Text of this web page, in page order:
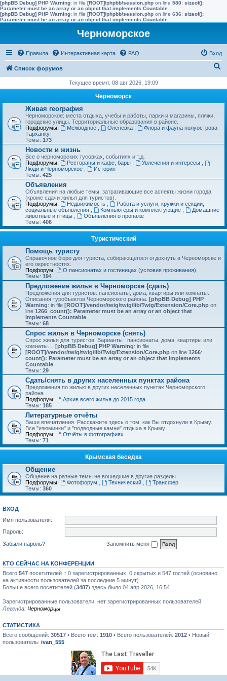
[phpBB Debug] PHP Warning: in file [ROOT]/phpbb/session.php on line 580: sizeof():
Parameter must be an array or an object that implements Countable
[phpBB Debug] PHP Warning: in file [ROOT]/phpbb/session.php on line 636: sizeof():
Parameter must be an array or an object that implements Countable
Черноморское
Правила Интерактивная карта FAQ Вход
Список форумов
с
Текущее время: 08 авг 2026, 19:09
Черноморск
Живая география
Черноморское: места отдыха, учебы и работы, парки и магазины, пляжи,
городские улицы. Территориальные образования в районе.
Подфорумы:
Межводное Оленевка
Флора и фауна полуострова
Тарханкут
Темы: 173
Новости и жизнь
Все о черноморских тусовках, событиях и т.д.
Подфорумы:
Рестораны и кафе, бары Увлечения и интересы
Люди и Черноморское
История
Темы: 425
Объявления
Объявления на любые темы, затрагивающие все аспекты жизни города
(кроме сдачи жилья для туристов).
Подфорумы:
Недвижимость
Работа и услуги, кружки и секции,
социальные объявления
Компьютеры и комплектующие
Домашние
животные и птицы
Объявления о пропаже
Темы: 406
Туристический
Помощь туристу
Справочное бюро для туриста, собирающегося отдохнуть в Черноморске и
его окрестностях.
Подфорум:
О пансионатах и гостиницах (условия проживания)
Темы: 194
Предложение жилья в Черноморске (сдать)
Предложения для туристов: пансионаты, дома, квартиры или комнаты.
Описания туробъектов Черноморского района. [phpBB Debug] PHP
Warning: in file [ROOT]/vendor/twig/twig/lib/Twig/Extension/Core.php on
line 1266: count(): Parameter must be an array or an object that
implements Countable
Темы: 68
Спрос жилья в Черноморске (снять)
Спрос жилья для туристов. Варианты : пансионаты, дома, квартиры или
комнаты.... [phpBB Debug] PHP Warning: in file
[ROOT]/vendor/twig/twig/lib/Twig/Extension/Core.php on line 1266:
count(): Parameter must be an array or an object that implements
Countable
Темы: 29
Сдать/снять в других населенных пунктах района
Предложения по жилью в других населенных пунктах Черноморского
района
Подфорум:
Архив всего жилья до 2015 года
Темы: 185
Литературные отчёты
Ваши впечатления. Расскажите здесь о том, как Вы отдохнули в Крыму.
Все "изюминки" и "подводные камни" отдыха в Крыму.
Подфорум:
Отчёты в фотографиях
Темы: 71
Крымская беседка
Общение
Общение на разные темы не вошедшие в другие разделы.
Подфорумы:
Фотофорум Технический
Трансфер
Темы: 360
ВХОД
Имя пользователя:
Пароль:
Забыли пароль?
Запомнить меня
КТО СЕЙЧАС НА КОНФЕРЕНЦИИ
Всего 547 посетителей :: 0 зарегистрированных, 0 скрытых и 547 гостей (основано
на активности пользователей за последние 5 минут)
Больше всего посетителей (3487) здесь было 04 апр 2026, 16:54
Зарегистрированные пользователи: нет зарегистрированных пользователей
Легенда: Черноморцы
СТАТИСТИКА
Всего сообщений: 30517 • Всего тем: 1910 • Всего пользователей: 2012 • Новый
пользователь: ivan_555